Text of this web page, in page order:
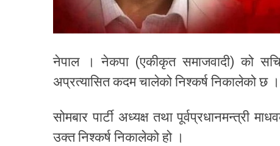
नेपाल । नेकपा (एकीकृत समाजवादी) को
अप्रत्यासित कदम चालेको निश्कर्ष निकालेको छ ।
सोमबार पार्टी अध्यक्ष तथा पूर्वप्रधानमन्त्री
उक्त निश्कर्ष निकालेको हो ।